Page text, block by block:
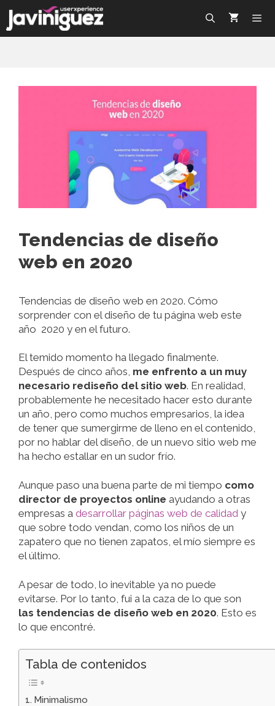
Tendencias de diseño
web en 2020
Tendencias de diseño web en 2020. Cómo
sorprender con el diseño de tu página web este
año 2020 y en el futuro.
El temido momento ha llegado finalmente.
Después de cinco años, me enfrento a un muy
necesario rediseño del sitio web. En realidad,
probablemente he necesitado hacer esto durante
un año, pero como muchos empresarios, la idea
de tener que sumergirme de lleno en el contenido,
por no hablar del diseño, de un nuevo sitio web me
ha hecho estallar en un sudor frío.
Aunque paso una buena parte de mi tiempo como
director de proyectos online ayudando a otras
empresas a desarrollar páginas web de calidad y
que sobre todo vendan, como los niños de un
zapatero que no tienen zapatos, el mío siempre es
el último.
A pesar de todo, lo inevitable ya no puede
evitarse. Por lo tanto, fui a la caza de lo que son
las tendencias de diseño web en 2020. Esto es
lo que encontré.
Tabla de contenidos
Minimalismo